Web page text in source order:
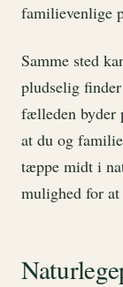
familievenlige
Samme sted
pludselig
fælleden byder
at du og
tæppe midt i
mulighed for